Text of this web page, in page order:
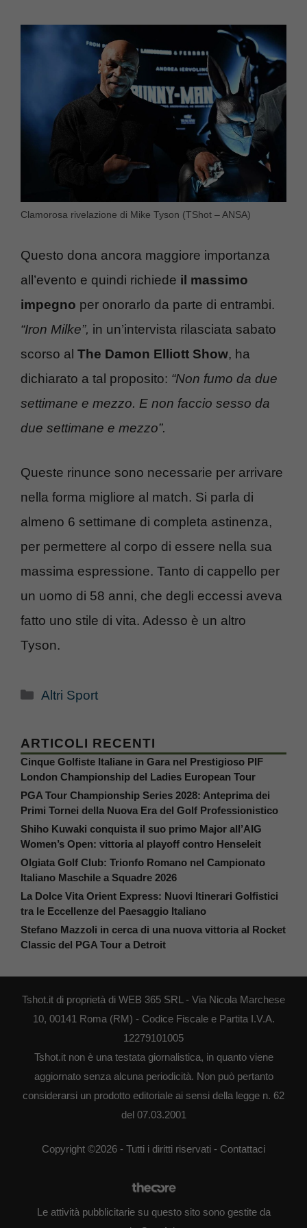
Clamorosa rivelazione di Mike Tyson (TShot – ANSA)
Questo dona ancora maggiore importanza
all’evento e quindi richiede il massimo
impegno per onorarlo da parte di entrambi.
“Iron Milke”, in un’intervista rilasciata sabato
scorso al The Damon Elliott Show, ha
dichiarato a tal proposito: “Non fumo da due
settimane e mezzo. E non faccio sesso da
due settimane e mezzo”.
Queste rinunce sono necessarie per arrivare
nella forma migliore al match. Si parla di
almeno 6 settimane di completa astinenza,
per permettere al corpo di essere nella sua
massima espressione. Tanto di cappello per
un uomo di 58 anni, che degli eccessi aveva
fatto uno stile di vita. Adesso è un altro
Tyson.
Categorie
Altri Sport
ARTICOLI RECENTI
Cinque Golfiste Italiane in Gara nel Prestigioso PIF
London Championship del Ladies European Tour
PGA Tour Championship Series 2028: Anteprima dei
Primi Tornei della Nuova Era del Golf Professionistico
Shiho Kuwaki conquista il suo primo Major all’AIG
Women’s Open: vittoria al playoff contro Henseleit
Olgiata Golf Club: Trionfo Romano nel Campionato
Italiano Maschile a Squadre 2026
La Dolce Vita Orient Express: Nuovi Itinerari Golfistici
tra le Eccellenze del Paesaggio Italiano
Stefano Mazzoli in cerca di una nuova vittoria al Rocket
Classic del PGA Tour a Detroit
Tshot.it di proprietà di WEB 365 SRL - Via Nicola Marchese
10, 00141 Roma (RM) - Codice Fiscale e Partita I.V.A.
12279101005
Tshot.it non è una testata giornalistica, in quanto viene
aggiornato senza alcuna periodicità. Non può pertanto
considerarsi un prodotto editoriale ai sensi della legge n. 62
del 07.03.2001
Copyright ©2026 - Tutti i diritti riservati - Contattaci
Le attività pubblicitarie su questo sito sono gestite da